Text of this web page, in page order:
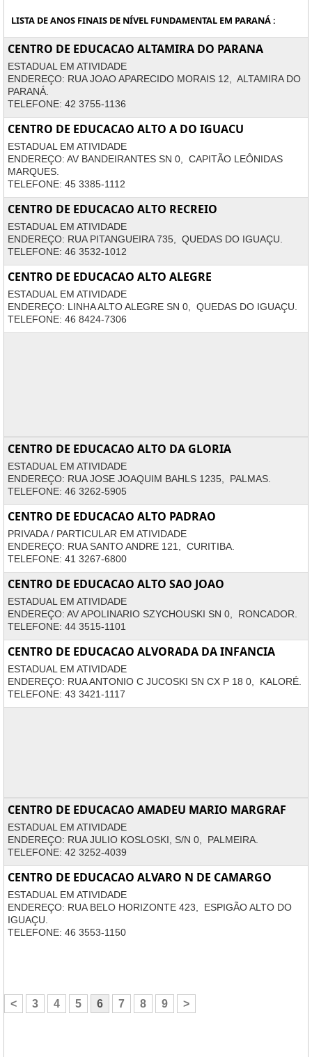
LISTA DE ANOS FINAIS DE NÍVEL FUNDAMENTAL EM PARANÁ :
CENTRO DE EDUCACAO ALTAMIRA DO PARANA
ESTADUAL EM ATIVIDADE
ENDEREÇO: RUA JOAO APARECIDO MORAIS 12, ALTAMIRA DO
PARANÁ.
TELEFONE: 42 3755-1136
CENTRO DE EDUCACAO ALTO A DO IGUACU
ESTADUAL EM ATIVIDADE
ENDEREÇO: AV BANDEIRANTES SN 0, CAPITÃO LEÔNIDAS
MARQUES.
TELEFONE: 45 3385-1112
CENTRO DE EDUCACAO ALTO RECREIO
ESTADUAL EM ATIVIDADE
ENDEREÇO: RUA PITANGUEIRA 735, QUEDAS DO IGUAÇU.
TELEFONE: 46 3532-1012
CENTRO DE EDUCACAO ALTO ALEGRE
ESTADUAL EM ATIVIDADE
ENDEREÇO: LINHA ALTO ALEGRE SN 0, QUEDAS DO IGUAÇU.
TELEFONE: 46 8424-7306
CENTRO DE EDUCACAO ALTO DA GLORIA
ESTADUAL EM ATIVIDADE
ENDEREÇO: RUA JOSE JOAQUIM BAHLS 1235, PALMAS.
TELEFONE: 46 3262-5905
CENTRO DE EDUCACAO ALTO PADRAO
PRIVADA / PARTICULAR EM ATIVIDADE
ENDEREÇO: RUA SANTO ANDRE 121, CURITIBA.
TELEFONE: 41 3267-6800
CENTRO DE EDUCACAO ALTO SAO JOAO
ESTADUAL EM ATIVIDADE
ENDEREÇO: AV APOLINARIO SZYCHOUSKI SN 0, RONCADOR.
TELEFONE: 44 3515-1101
CENTRO DE EDUCACAO ALVORADA DA INFANCIA
ESTADUAL EM ATIVIDADE
ENDEREÇO: RUA ANTONIO C JUCOSKI SN CX P 18 0, KALORÉ.
TELEFONE: 43 3421-1117
CENTRO DE EDUCACAO AMADEU MARIO MARGRAF
ESTADUAL EM ATIVIDADE
ENDEREÇO: RUA JULIO KOSLOSKI, S/N 0, PALMEIRA.
TELEFONE: 42 3252-4039
CENTRO DE EDUCACAO ALVARO N DE CAMARGO
ESTADUAL EM ATIVIDADE
ENDEREÇO: RUA BELO HORIZONTE 423, ESPIGÃO ALTO DO
IGUAÇU.
TELEFONE: 46 3553-1150
< 3 4 5 6 7 8 9 >